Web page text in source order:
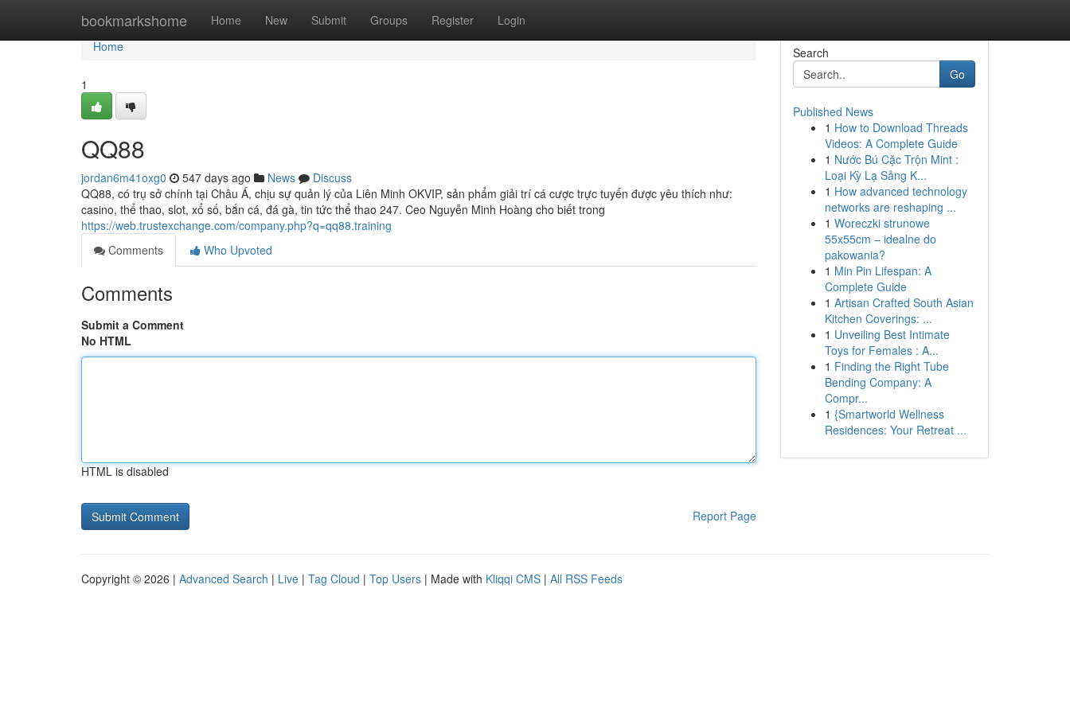
bookmarkshome Home New Submit Groups Register Login
Home
Home
1
QQ88
jordan6m41oxg0 547 days ago News
Discuss
QQ88, có trụ sở chính tại Châu Á, chịu sự quản lý của Liên Minh OKVIP, sản phẩm giải trí cá cược trực tuyến được yêu thích như:
casino, thể thao, slot, xổ số, bắn cá, đá gà, tin tức thể thao 247. Ceo Nguyễn Minh Hoàng cho biết trong
https://web.trustexchange.com/company.php?q=qq88.training
Comments
Who Upvoted
Comments
Submit a Comment
No HTML
HTML is disabled
Report Page
Search
Go
Published News
1 How to Download Threads
Videos: A Complete Guide
1 Nước Bú Cặc Trộn Mint :
Loại Kỳ Lạ Sảng K...
1 How advanced technology
networks are reshaping ...
1 Woreczki strunowe
55x55cm – idealne do
pakowania?
1 Min Pin Lifespan: A
Complete Guide
1 Artisan Crafted South Asian
Kitchen Coverings: ...
1 Unveiling Best Intimate
Toys for Females : A...
1 Finding the Right Tube
Bending Company: A
Compr...
1 {Smartworld Wellness
Residences: Your Retreat ...
Copyright © 2026 | Advanced Search | Live | Tag Cloud | Top Users | Made with Kliqqi CMS | All RSS Feeds